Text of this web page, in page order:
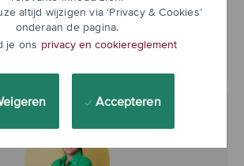
altijd wijzigen via ‘Privacy & Cookies’
onderaan de pagina.
je ons privacy en cookiereglement
Accepteren